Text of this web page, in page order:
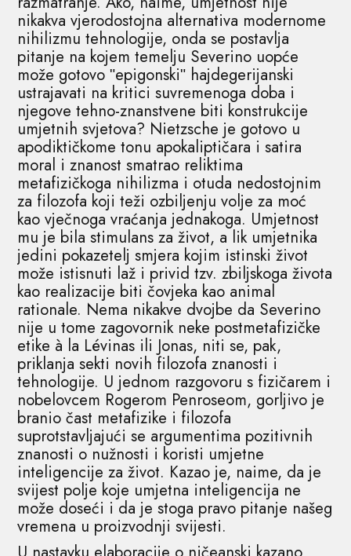
nikakva vjerodostojna alternativa modernome
nihilizmu tehnologije, onda se postavlja
pitanje na kojem temelju Severino uopće
može gotovo ʺepigonskiʺ hajdegerijanski
ustrajavati na kritici suvremenoga doba i
njegove tehno-znanstvene biti konstrukcije
umjetnih svjetova? Nietzsche je gotovo u
apodiktičkome tonu apokaliptičara i satira
moral i znanost smatrao reliktima
metafizičkoga nihilizma i otuda nedostojnim
za filozofa koji teži ozbiljenju volje za moć
kao vječnoga vraćanja jednakoga. Umjetnost
mu je bila stimulans za život, a lik umjetnika
jedini pokazetelj smjera kojim istinski život
može istisnuti laž i privid tzv. zbiljskoga života
kao realizacije biti čovjeka kao animal
rationale. Nema nikakve dvojbe da Severino
nije u tome zagovornik neke postmetafizičke
etike à la Lévinas ili Jonas, niti se, pak,
priklanja sekti novih filozofa znanosti i
tehnologije. U jednom razgovoru s fizičarem i
nobelovcem Rogerom Penroseom, gorljivo je
branio čast metafizike i filozofa
suprotstavljajući se argumentima pozitivnih
znanosti o nužnosti i koristi umjetne
inteligencije za život. Kazao je, naime, da je
svijest polje koje umjetna inteligencija ne
može doseći i da je stoga pravo pitanje našeg
vremena u proizvodnji svijesti.